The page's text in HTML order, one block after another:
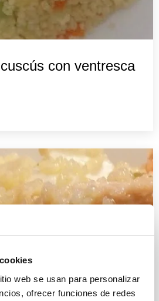
web se usan para personalizar
ofrecer funciones de redes
con ventresca